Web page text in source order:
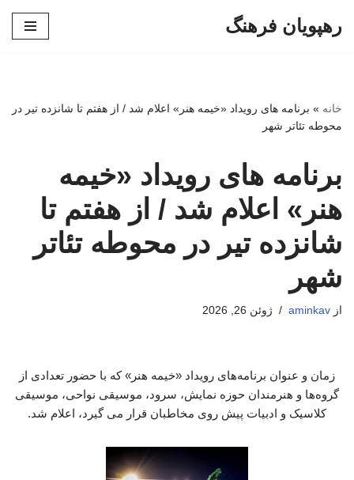
رهپویان فرهنگ
خانه » برنامه های رویداد «خیمه هنر» اعلام شد / از هفتم تا شانزده تیر در
محوطه تئاتر شهر
برنامه های رویداد «خیمه
هنر» اعلام شد / از هفتم تا
شانزده تیر در محوطه تئاتر
شهر
از aminkav ژوئن 26, 2026
زمان و عنوان برنامه‌های رویداد «خیمه هنر» که با حضور تعدادی از
گروه‌ها و هنرمندان حوزه نمایش، سرود، موسیقی نواحی، موسیقی
کلاسیک و ادبیات پیش روی مخاطبان قرار می گیرد، اعلام شد.